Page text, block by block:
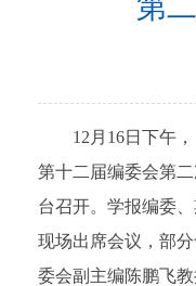
第
12月16日下午
第十二届编委会第
台召开。学报编委
现场出席会议，部
委会副主编陈鹏飞教